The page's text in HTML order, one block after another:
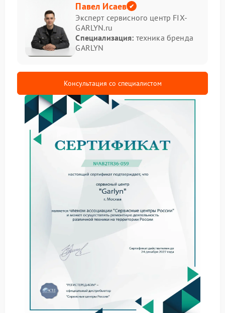
Из-за чего возникает такая
неисправность
капсуле, но и в состоянии внутренних элементов. В
сервисе Garlyn при такой ситуации отдельно
оценивают ход подвижных деталей, состояние
фиксатора и чистоту зоны загрузки.
К наиболее вероятным причинам относятся:
перекошенная капсула в посадочном месте;
загрязнение камеры остатками кофе;
смещение деталей фиксации.
Не стоит пытаться открыть отсек с усилием или
поддевать его подручными предметами. Сервисный
центр Garlyn рассматривает такую ситуацию как
неисправность, при которой неосторожные
действия способны привести к более дорогому
Что допустимо сделать до
диагностики
До визита специалиста разрешены только
безопасные действия:
Павел Исаев
Эксперт сервисного центр FIX-
GARLYN.ru
Специализация: техника бренда
GARLYN
Консультация со специалистом